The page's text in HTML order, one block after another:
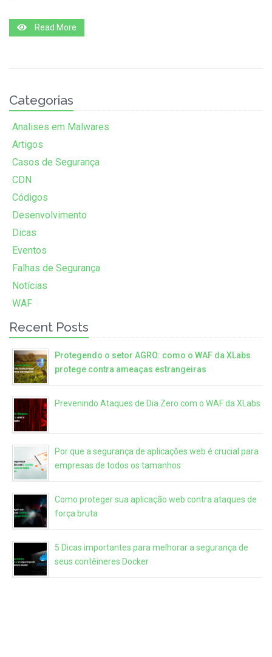
Read More
Categorias
Analises em Malwares
Artigos
Casos de Segurança
CDN
Códigos
Desenvolvimento
Dicas
Eventos
Falhas de Segurança
Notícias
WAF
Recent Posts
Protegendo o setor AGRO: como o WAF da XLabs
protege contra ameaças estrangeiras
Prevenindo Ataques de Dia Zero com o WAF da XLabs
Por que a segurança de aplicações web é crucial para
empresas de todos os tamanhos
Como proteger sua aplicação web contra ataques de
força bruta
5 Dicas importantes para melhorar a segurança de
seus contêineres Docker